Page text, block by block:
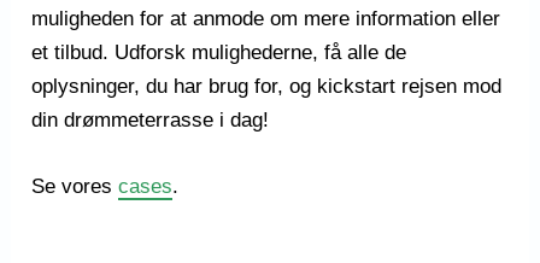
muligheden for at anmode om mere information eller
et tilbud. Udforsk mulighederne, få alle de
oplysninger, du har brug for, og kickstart rejsen mod
din drømmeterrasse i dag!
Se vorescases.